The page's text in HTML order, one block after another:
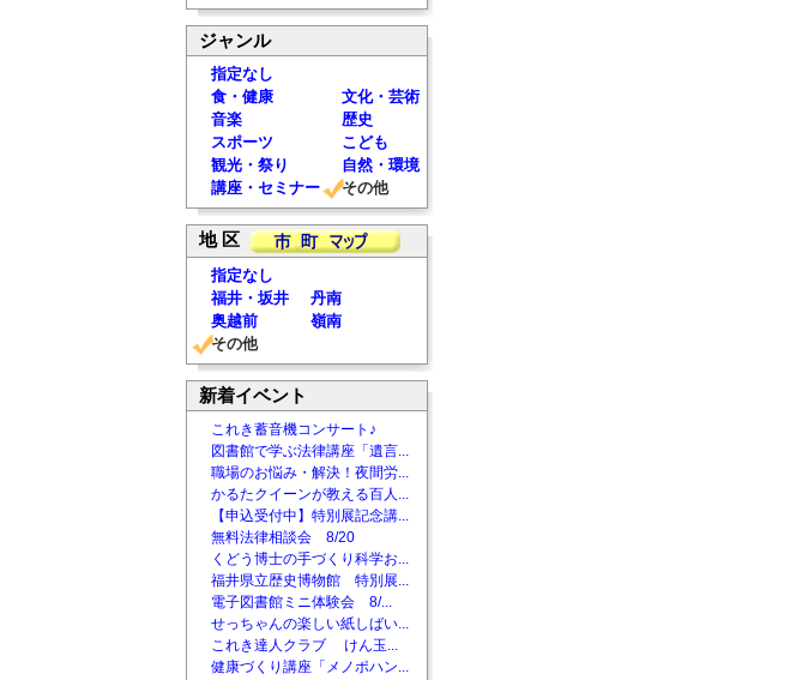
ジャンル
指定なし
食・健康
文化・芸術
音楽
歴史
スポーツ
こども
観光・祭り
自然・環境
講座・セミナー
その他
地 区
指定なし
福井・坂井
丹南
奥越前
嶺南
その他
新着イベント
これき蓄音機コンサート♪
図書館で学ぶ法律講座「遺言...
職場のお悩み・解決！夜間労...
かるたクイーンが教える百人...
【申込受付中】特別展記念講...
無料法律相談会 8/20
くどう博士の手づくり科学お...
福井県立歴史博物館 特別展...
電子図書館ミニ体験会 8/...
せっちゃんの楽しい紙しばい...
これき達人クラブ けん玉...
健康づくり講座「メノポハン...